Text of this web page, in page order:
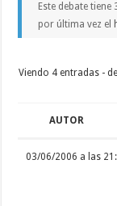
Este debate
por última vez el
Viendo 4 entradas -
AUTOR
03/06/2006 a las